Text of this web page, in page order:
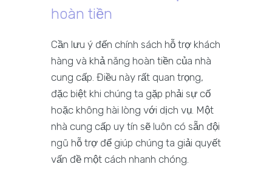
hoàn tiền
Cần lưu ý đến chính sách hỗ trợ khách
hàng và khả năng hoàn tiền của nhà
cung cấp. Điều này rất quan trọng,
đặc biệt khi chúng ta gặp phải sự cố
hoặc không hài lòng với dịch vụ. Một
nhà cung cấp uy tín sẽ luôn có sẵn đội
ngũ hỗ trợ để giúp chúng ta giải quyết
vấn đề một cách nhanh chóng.